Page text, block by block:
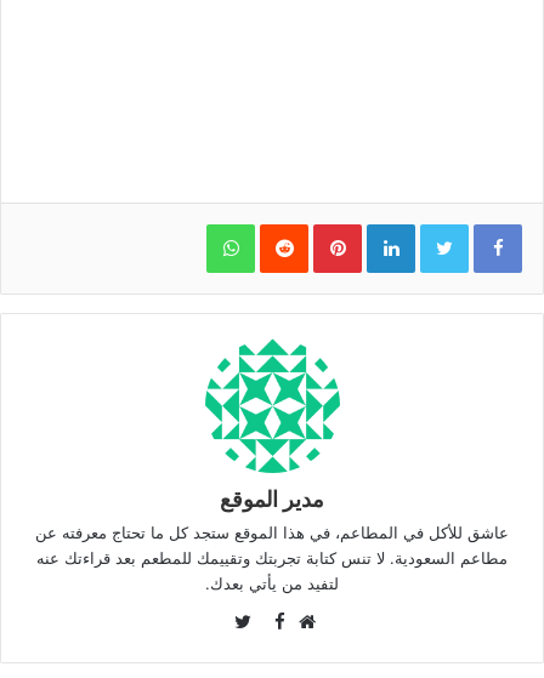
LinkedIn
Pinterest
WhatsApp
مدير الموقع
عاشق للأكل في المطاعم، في هذا الموقع ستجد كل ما تحتاج معرفته عن
مطاعم السعودية. لا تنس كتابة تجربتك وتقييمك للمطعم بعد قراءتك عنه
لتفيد من يأتي بعدك.
Facebook